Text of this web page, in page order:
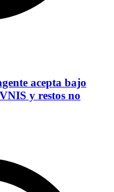
acepta bajo
y restos no